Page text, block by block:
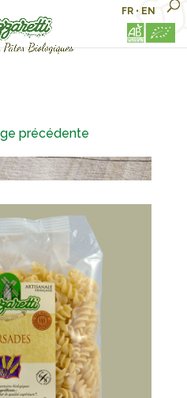
FR • EN
précédente